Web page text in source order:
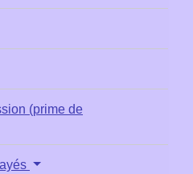
(prime de